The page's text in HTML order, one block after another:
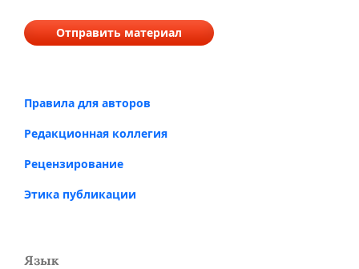
Отправить материал
Правила для авторов
Редакционная коллегия
Рецензирование
Этика публикации
Язык